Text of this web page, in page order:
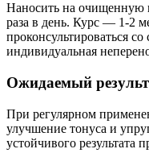
Наносить на очищенную
раза в день. Курс — 1-2
проконсультироваться
индивидуальная
Ожидаемый
При регулярном
улучшение тонуса и
устойчивого результата